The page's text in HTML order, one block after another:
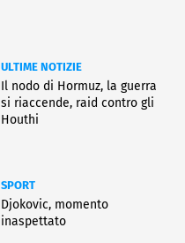
ULTIME NOTIZIE
Il nodo di Hormuz, la guerra
si riaccende, raid contro gli
Houthi
SPORT
Djokovic, momento
inaspettato